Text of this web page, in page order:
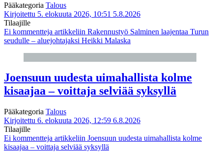
Pääkategoria Talous
Kirjoitettu 5. elokuuta 2026, 10:51 5.8.2026
Tilaajille
Ei kommentteja artikkeliin Rakennustyö Salminen laajentaa Turun
seudulle – aluejohtajaksi Heikki Malaska
Joensuun uudesta uimahallista kolme
kisaajaa – voittaja selviää syksyllä
Pääkategoria Talous
Kirjoitettu 6. elokuuta 2026, 12:59 6.8.2026
Tilaajille
Ei kommentteja artikkeliin Joensuun uudesta uimahallista kolme
kisaajaa – voittaja selviää syksyllä